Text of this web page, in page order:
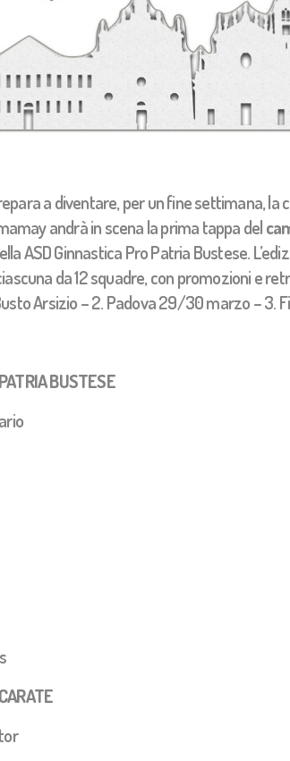
a diventare, per un fine settimana, la
andrà in scena la prima tappa del
ASD Ginnastica Pro Patria Bustese.
da 12 squadre, con promozioni e
Arsizio – 2. Padova 29/30 marzo –
BUSTESE